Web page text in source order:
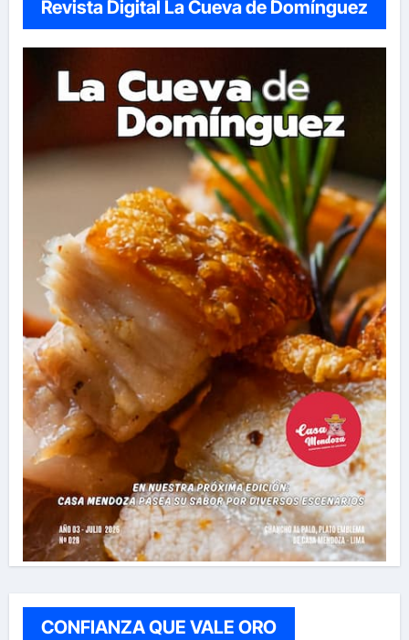
Revista Digital La Cueva de Domínguez
CONFIANZA QUE VALE ORO